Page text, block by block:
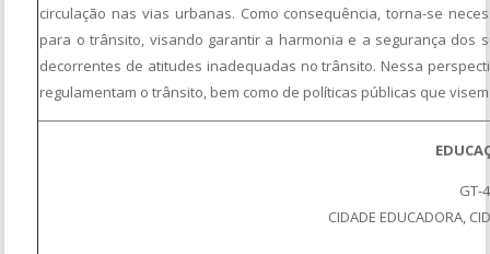
circulação nas vias urbanas. Como consequência, torna-se
para o trânsito, visando garantir a harmonia e a segurança dos
decorrentes de atitudes inadequadas no trânsito. Nessa
regulamentam o trânsito, bem como de políticas públicas que
GT-4
CIDADE EDUCADORA,